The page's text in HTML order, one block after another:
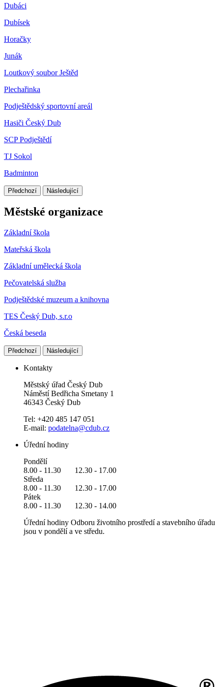
Dubáci
Dubísek
Horačky
Junák
Loutkový soubor Ještěd
Plechařinka
Podještědský sportovní areál
Hasiči Český Dub
SCP Podještědí
TJ Sokol
Badminton
Předchozí Následující
Městské organizace
Základní škola
Mateřská škola
Základní umělecká škola
Pečovatelská služba
Podještědské muzeum a knihovna
TES Český Dub, s.r.o
Česká beseda
Předchozí Následující
Kontakty
Městský úřad Český Dub
Náměstí Bedřicha Smetany 1
46343 Český Dub
Tel: +420 485 147 051
E-mail: podatelna@cdub.cz
Úřední hodiny
Pondělí
8.00 - 11.30 12.30 - 17.00
Středa
8.00 - 11.30 12.30 - 17.00
Pátek
8.00 - 11.30 12.30 - 14.00
Úřední hodiny Odboru životního prostředí a stavebního úřadu
jsou v pondělí a ve středu.